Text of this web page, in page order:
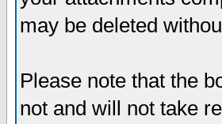
may be deleted
Please note that the
not and will not take